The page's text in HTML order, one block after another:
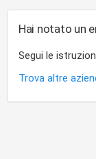
Hai notato un
Segui le
Trova altre